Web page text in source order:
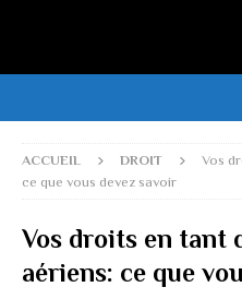
ACCUEIL DROIT
Vos
ce que vous devez savoir
Vos droits en tant
aériens: ce que